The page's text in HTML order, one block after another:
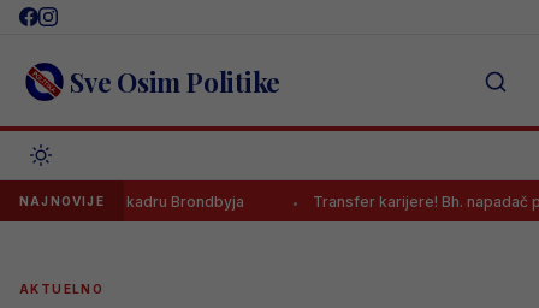
Skip
content Sve Osim Politike
NAJNOVIJE
u kadru Brondbyja Transfer karijere! Bh. napadač potpisao
AKTUELNO